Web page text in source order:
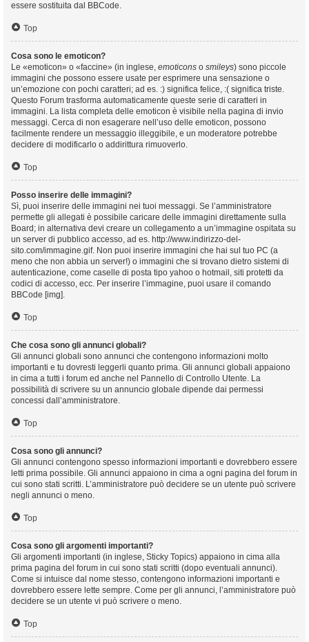
essere sostituita dal BBCode.
Top
Cosa sono le emoticon?
Le «emoticon» o «faccine» (in inglese, emoticons o smileys) sono piccole
immagini che possono essere usate per esprimere una sensazione o
un’emozione con pochi caratteri; ad es. :) significa felice, :( significa triste.
Questo Forum trasforma automaticamente queste serie di caratteri in
immagini. La lista completa delle emoticon è visibile nella pagina di invio
messaggi. Cerca di non esagerare nell’uso delle emoticon, possono
facilmente rendere un messaggio illeggibile, e un moderatore potrebbe
decidere di modificarlo o addirittura rimuoverlo.
Top
Posso inserire delle immagini?
Sì, puoi inserire delle immagini nei tuoi messaggi. Se l’amministratore
permette gli allegati è possibile caricare delle immagini direttamente sulla
Board; in alternativa devi creare un collegamento a un’immagine ospitata su
un server di pubblico accesso, ad es. http://www.indirizzo-del-
sito.com/immagine.gif. Non puoi inserire immagini che hai sul tuo PC (a
meno che non abbia un server!) o immagini che si trovano dietro sistemi di
autenticazione, come caselle di posta tipo yahoo o hotmail, siti protetti da
codici di accesso, ecc. Per inserire l’immagine, puoi usare il comando
BBCode [img].
Top
Che cosa sono gli annunci globali?
Gli annunci globali sono annunci che contengono informazioni molto
importanti e tu dovresti leggerli quanto prima. Gli annunci globali appaiono
in cima a tutti i forum ed anche nel Pannello di Controllo Utente. La
possibilità di scrivere su un annuncio globale dipende dai permessi
concessi dall’amministratore.
Top
Cosa sono gli annunci?
Gli annunci contengono spesso informazioni importanti e dovrebbero essere
letti prima possibile. Gli annunci appaiono in cima a ogni pagina del forum in
cui sono stati scritti. L’amministratore può decidere se un utente può scrivere
negli annunci o meno.
Top
Cosa sono gli argomenti importanti?
Gli argomenti importanti (in inglese, Sticky Topics) appaiono in cima alla
prima pagina del forum in cui sono stati scritti (dopo eventuali annunci).
Come si intuisce dal nome stesso, contengono informazioni importanti e
dovrebbero essere lette sempre. Come per gli annunci, l’amministratore può
decidere se un utente vi può scrivere o meno.
Top